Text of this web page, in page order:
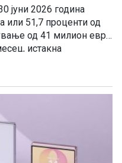
јуни 2026 година
или 51,7 проценти од
од 41 милион евра
истакна
Попов на